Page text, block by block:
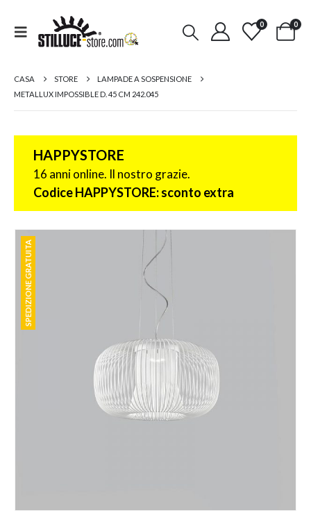
0 0
CASA STORE
LAMPADE A SOSPENSIONE
METALLUX IMPOSSIBLE D. 45 CM 242.045
HAPPYSTORE
16 anni online. Il nostro grazie.
Codice HAPPYSTORE: sconto extra
SPEDIZIONE GRATUITA
SPEDIZIONE GRATUITA